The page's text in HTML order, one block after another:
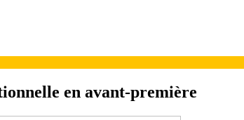
en avant-première